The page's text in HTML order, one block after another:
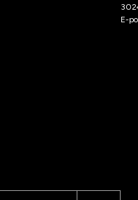
E-